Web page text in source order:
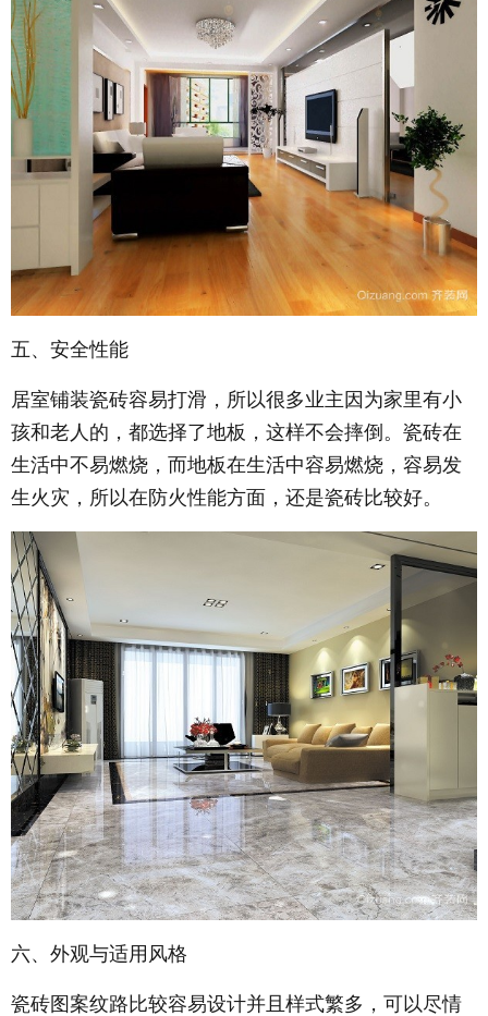
五、安全性能
居室铺装瓷砖容易打滑，所以很多业主因为家里有小
孩和老人的，都选择了地板，这样不会摔倒。瓷砖在
生活中不易燃烧，而地板在生活中容易燃烧，容易发
生火灾，所以在防火性能方面，还是瓷砖比较好。
六、外观与适用风格
瓷砖图案纹路比较容易设计并且样式繁多，可以尽情